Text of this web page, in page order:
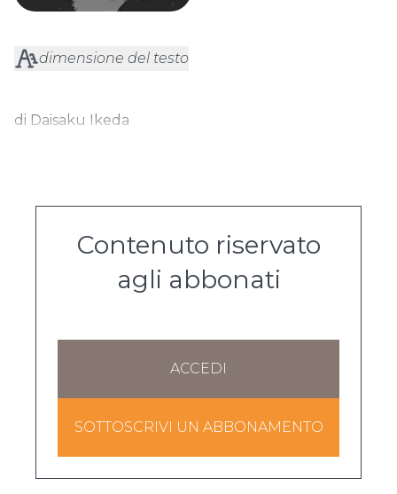
dimensione del testo
di Daisaku Ikeda
Contenuto riservato
agli abbonati
ACCEDI
SOTTOSCRIVI UN ABBONAMENTO